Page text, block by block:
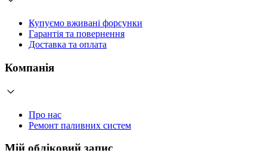
Купуємо вживані форсунки
Гарантія та повернення
Доставка та оплата
Компанія
Про нас
Ремонт паливних систем
Мій обліковий запис